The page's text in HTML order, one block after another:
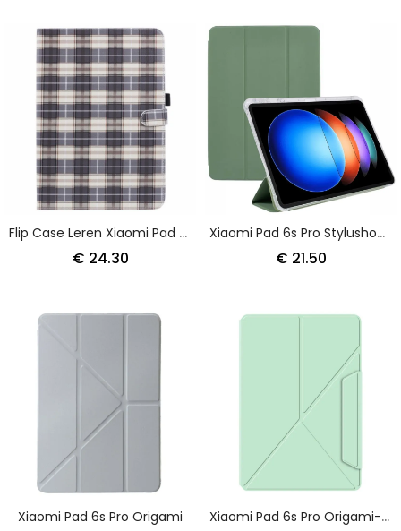
Flip Case Leren Xiaomi Pad 6s Pro Rasterpatroon
€ 24.30
Xiaomi Pad 6s Pro Stylushouder
€ 21.50
Xiaomi Pad 6s Pro Origami Xiaomi Pad 6s Pro Origami-Standaard